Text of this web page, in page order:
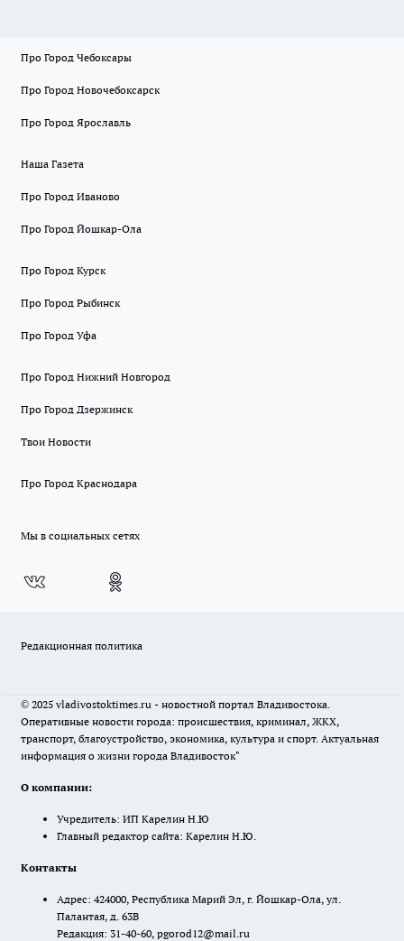
Про Город Чебоксары
Про Город Новочебоксарск
Про Город Ярославль
Наша Газета
Про Город Иваново
Про Город Йошкар-Ола
Про Город Курск
Про Город Рыбинск
Про Город Уфа
Про Город Нижний Новгород
Про Город Дзержинск
Твои Новости
Про Город Краснодара
Мы в социальных сетях
Редакционная политика
© 2025 vladivostoktimes.ru - новостной портал Владивостока.
Оперативные новости города: происшествия, криминал, ЖКХ,
транспорт, благоустройство, экономика, культура и спорт. Актуальная
информация о жизни города Владивосток"
О компании:
Учредитель: ИП Карелин Н.Ю
Главный редактор сайта: Карелин Н.Ю.
Контакты
Адрес: 424000, Республика Марий Эл, г. Йошкар-Ола, ул.
Палантая, д. 63В
Редакция: 31-40-60, pgorod12@mail.ru